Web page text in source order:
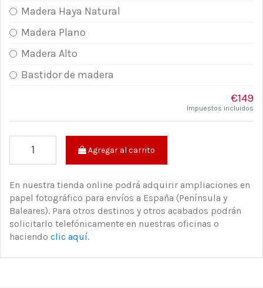
Madera Haya Natural
Madera Plano
Madera Alto
Bastidor de madera
€149
Impuestos incluidos
Agregar al carrito
En nuestra tienda online podrá adquirir ampliaciones en
papel fotográfico para envíos a España (Península y
Baleares). Para otros destinos y otros acabados podrán
solicitarlo telefónicamente en nuestras oficinas o
haciendo clic aquí.